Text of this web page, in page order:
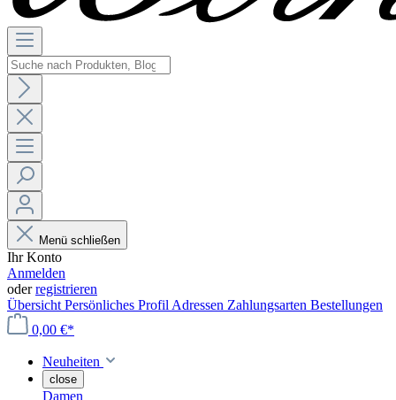
Menü schließen
Ihr Konto
Anmelden
oderregistrieren
Übersicht Persönliches Profil Adressen Zahlungsarten Bestellungen
0,00 €*
Neuheiten
close
Damen